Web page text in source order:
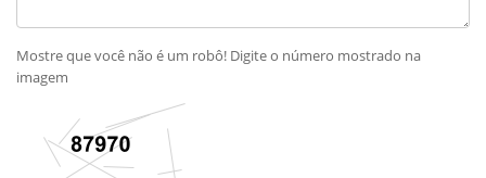
Mostre que você não é um robô! Digite o número mostrado na
imagem